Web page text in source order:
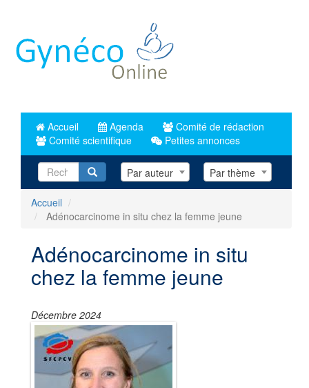
principal
Accueil Agenda
Comité de rédaction
Comité scientifique
Petites annonces
RecherchePar auteur Par thème
Accueil
Adénocarcinome in situ chez la femme jeune
Adénocarcinome in situ
chez la femme jeune
Décembre 2024